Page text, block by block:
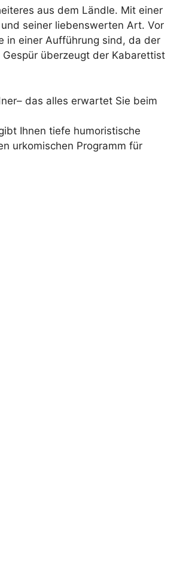
aus dem Ländle. Mit einer
seiner liebenswerten Art. Vor
in einer Aufführung sind, da der
überzeugt der Kabarettist
das alles erwartet Sie beim
Ihnen tiefe humoristische
urkomischen Programm für